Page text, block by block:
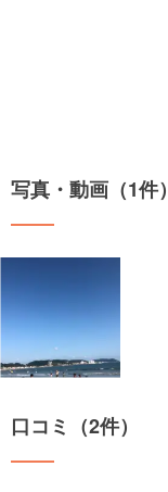
写真・動画（1件）
口コミ（2件）